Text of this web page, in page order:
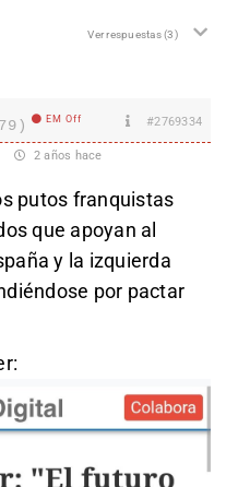
Ver respuestas(3)
EM Off #2769334
2 años hace
putos franquistas
que apoyan al
y la izquierda
por pactar